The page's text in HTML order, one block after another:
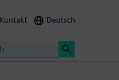
Kontakt Deutsch